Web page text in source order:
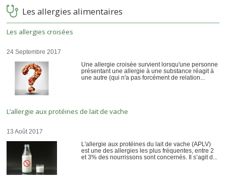
Les allergies alimentaires
Les allergies croisées
24 Septembre 2017
Une allergie croisée survient lorsqu'une personne
présentant une allergie à une substance réagit à
une autre (qui n'a pas forcément de relation...
L’allergie aux protéines de lait de vache
13 Août 2017
L'allergie aux protéines du lait de vache (APLV)
est une des allergies les plus fréquentes, entre 2
et 3% des nourrissons sont concernés. Il s’agit d...